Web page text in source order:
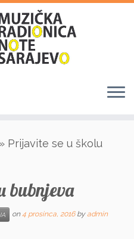
» Prijavite se u školu
bubnjeva
on4 prosinca, 2016 byadmin